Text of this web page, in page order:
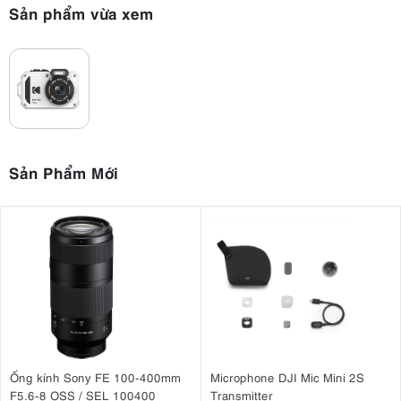
3.2. Thiết kế nhỏ gọn và bền bỉ
WPZ2 đượcthiết kế nhỏ gọn và nhẹ, giúp bạn dễ dàng mang theo
trong những chuyến phiêu lưu. Cấu trúc chắc chắn đảm bảo độ bền,
cho phép bạn ghi lại mọi khoảnh khắc mà không lo hư hỏng. Với thiết
kế công thái học và các nút điều khiển trực quan, việc chụp ảnh và
quay video tuyệt đẹp trở nên dễ dàng.
3.3. Hình ảnh chất lượng cao
Được trang bịcảm biến BSI-CMOS 16,35 megapixelvàzoom quang
Sản phẩm vừa xem
Sản Phẩm Mới
Ống kính Sony FE 100-400mm
F5.6-8 OSS / SEL 100400
Microphone DJI Mic Mini 2S
Transmitter